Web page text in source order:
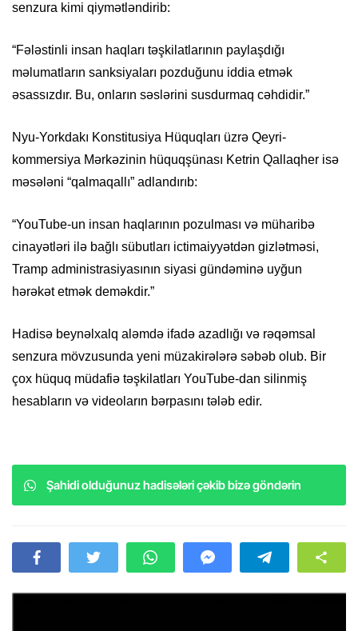
senzura kimi qiymətləndirib:
“Fələstinli insan haqları təşkilatlarının paylaşdığı
məlumatların sanksiyaları pozduğunu iddia etmək
əsassızdır. Bu, onların səslərini susdurmaq cəhdidir.”
Nyu-Yorkdakı Konstitusiya Hüquqları üzrə Qeyri-
kommersiya Mərkəzinin hüquqşünası Ketrin Qallaqher isə
məsələni “qalmaqallı” adlandırıb:
“YouTube-un insan haqlarının pozulması və müharibə
cinayətləri ilə bağlı sübutları ictimaiyyətdən gizlətməsi,
Tramp administrasiyasının siyasi gündəminə uyğun
hərəkət etmək deməkdir.”
Hadisə beynəlxalq aləmdə ifadə azadlığı və rəqəmsal
senzura mövzusunda yeni müzakirələrə səbəb olub. Bir
çox hüquq müdafiə təşkilatları YouTube-dan silinmiş
hesabların və videoların bərpasını tələb edir.
Şahidi olduğunuz hadisələri çəkib bizə göndərin